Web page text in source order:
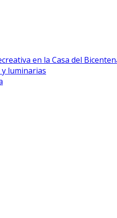
en la Casa del
luminarias